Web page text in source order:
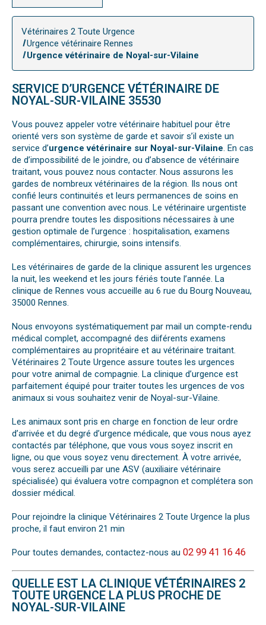
Vétérinaires 2 Toute Urgence
Urgence vétérinaire Rennes
Urgence vétérinaire de Noyal-sur-Vilaine
SERVICE D’URGENCE VÉTÉRINAIRE DE
NOYAL-SUR-VILAINE 35530
Vous pouvez appeler votre vétérinaire habituel pour être
orienté vers son système de garde et savoir s’il existe un
service d’urgence vétérinaire sur Noyal-sur-Vilaine. En cas
de d’impossibilité de le joindre, ou d’absence de vétérinaire
traitant, vous pouvez nous contacter. Nous assurons les
gardes de nombreux vétérinaires de la région. Ils nous ont
confié leurs continuités et leurs permanences de soins en
passant une convention avec nous. Le vétérinaire urgentiste
pourra prendre toutes les dispositions nécessaires à une
gestion optimale de l’urgence : hospitalisation, examens
complémentaires, chirurgie, soins intensifs.
Les vétérinaires de garde de la clinique assurent les urgences
la nuit, les weekend et les jours fériés toute l’année. La
clinique de Rennes vous accueille au 6 rue du Bourg Nouveau,
35000 Rennes.
Nous envoyons systématiquement par mail un compte-rendu
médical complet, accompagné des diiférents examens
complémentaires au propritéaire et au vétérinaire traitant.
Vétérinaires 2 Toute Urgence assure toutes les urgences
pour votre animal de compagnie. La clinique d’urgence est
parfaitement équipé pour traiter toutes les urgences de vos
animaux si vous souhaitez venir de Noyal-sur-Vilaine.
Les animaux sont pris en charge en fonction de leur ordre
d’arrivée et du degré d’urgence médicale, que vous nous ayez
contactés par téléphone, que vous vous soyez inscrit en
ligne, ou que vous soyez venu directement. À votre arrivée,
vous serez accueilli par une ASV (auxiliaire vétérinaire
spécialisée) qui évaluera votre compagnon et complétera son
dossier médical.
Pour rejoindre la clinique Vétérinaires 2 Toute Urgence la plus
proche, il faut environ 21 min
Pour toutes demandes, contactez-nous au 02 99 41 16 46
QUELLE EST LA CLINIQUE VÉTÉRINAIRES 2
TOUTE URGENCE LA PLUS PROCHE DE
NOYAL-SUR-VILAINE